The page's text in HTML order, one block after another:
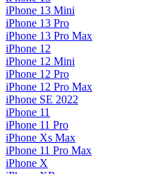
iPhone 13 Mini
iPhone 13 Pro
iPhone 13 Pro Max
iPhone 12
iPhone 12 Mini
iPhone 12 Pro
iPhone 12 Pro Max
iPhone SE 2022
iPhone 11
iPhone 11 Pro
iPhone Xs Max
iPhone 11 Pro Max
iPhone X